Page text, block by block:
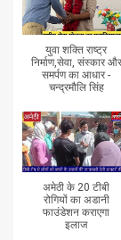
युवा शक्ति राष्ट्र
निर्माण,सेवा, संस्कार और
समर्पण का आधार -
चन्द्रमौलि सिंह
अमेठी के 20 टीबी
रोगियों का अडानी
फाउंडेशन कराएगा
इलाज